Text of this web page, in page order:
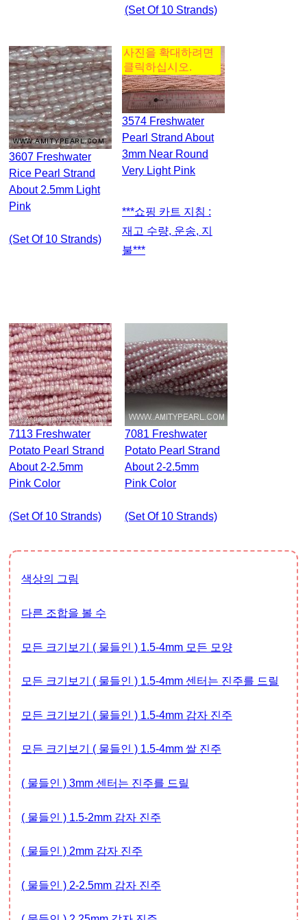
(set Of 10 Strands)
3607 Freshwater
Rice Pearl Strand
About 2.5mm Light
Pink
(set Of 10 Strands)
사진을 확대하려면
클릭하십시오.
3574 Freshwater
Pearl Strand About
3mm Near Round
Very Light Pink
***쇼핑 카트 지침 :
재고 수량, 운송, 지
불***
7113 Freshwater
Potato Pearl Strand
About 2-2.5mm
Pink Color
(set Of 10 Strands)
7081 Freshwater
Potato Pearl Strand
About 2-2.5mm
Pink Color
(set Of 10 Strands)
색상의 그림
다른 조합을 볼 수
모든 크기보기 ( 물들인 ) 1.5-4mm 모든 모양
모든 크기보기 ( 물들인 ) 1.5-4mm 센터는 진주를 드릴
모든 크기보기 ( 물들인 ) 1.5-4mm 감자 진주
모든 크기보기 ( 물들인 ) 1.5-4mm 쌀 진주
( 물들인 ) 3mm 센터는 진주를 드릴
( 물들인 ) 1.5-2mm 감자 진주
( 물들인 ) 2mm 감자 진주
( 물들인 ) 2-2.5mm 감자 진주